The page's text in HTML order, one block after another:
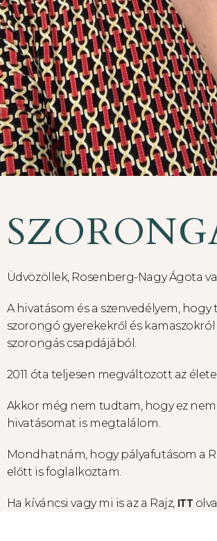
Üdvözöllek, Rosenberg-Nagy Ágota
A hivatásom és a szenvedélyem,
szorongó gyerekekről és
szorongás csapdájából.
2011 óta teljesen megváltozott az
Akkor még nem tudtam, hogy ez nem
hivatásomat is megtalálom.
Mondhatnám, hogy pályafutásom a
előtt is foglalkoztam.
Ha kíváncsi vagy mi is az a Rajz, ITT